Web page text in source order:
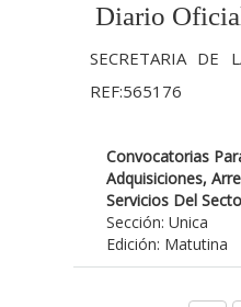
Diario
SECRETARIA DE
REF:565176
Convocatorias
Adquisiciones,
Servicios Del
Sección: Unica
Edición: Matutina